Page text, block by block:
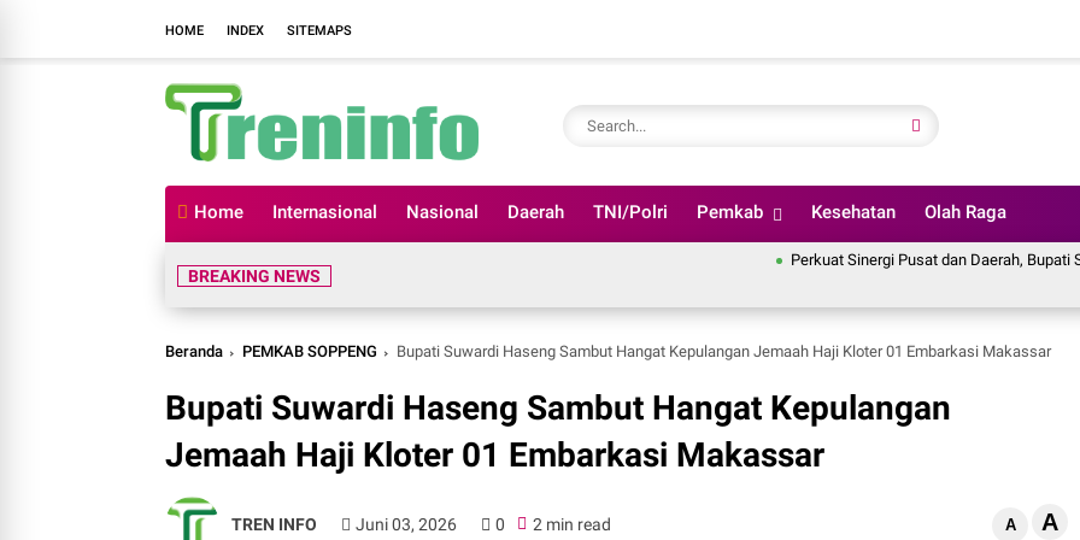
HOME INDEX SITEMAPS
Home Internasional Nasional Daerah TNI/Polri Pemkab Kesehatan Olah Raga
BREAKING NEWS
Perkuat Sinergi Pusat dan Daerah, Bupati Soppeng
Beranda PEMKAB SOPPENG Bupati Suwardi Haseng Sambut Hangat Kepulangan Jemaah Haji Kloter 01 Embarkasi Makassar
Bupati Suwardi Haseng Sambut Hangat Kepulangan
Jemaah Haji Kloter 01 Embarkasi Makassar
TREN INFO Juni 03, 2026 0 2 min read A A